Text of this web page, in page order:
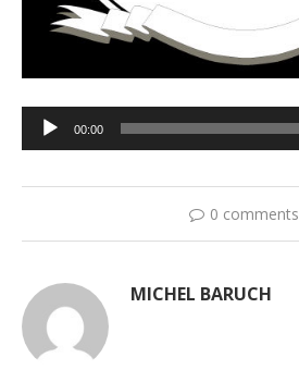
Lecteur
audio
00:00
0 comments
MICHEL BARUCH